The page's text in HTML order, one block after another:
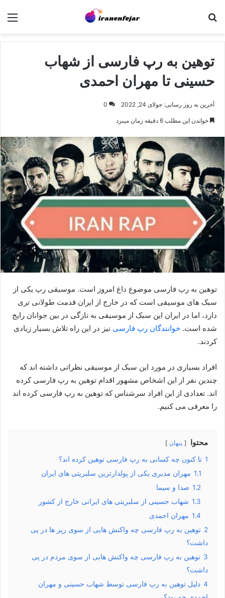
توهین به رپ فارسی از شهاب
حسینی تا مهران احمدی
آخرین به روز رسانی: جولای 24, 2022 0
خواندن این مطلب 6 دقیقه زمان میبرد
توهین به رپ فارسی موضوع داغ امروز است. موسیقی رپ یکی از
سبک های موسیقی است که در خارج از ایران قدمت طولانی تری
دارد، اما در ایران این سبک از موسیقی به تازگی در بین جوانان رایج
شده است. خوانندگان رپ فارسی نیز در این راه تلاش بسیار زیادی
کردند.
افراد بسیاری در مورد این سبک از موسیقی نظراتی داشته اند که
چندین نفر از این اشخاص مشهور اقدام توهین به رپ فارسی کرده
اند. تعدادی از این افراد سرشناس که توهین به رپ فارسی کرده اند
را معرفی می کنیم.
محتوا پنهان
1 تا کنون چه کسانی به رپ فارسی توهین کرده اند؟
1.1 مهران مدیری یکی از پولدارترین سلبریتی های ایران
1.2 صدا و سیما
1.3 شهاب حسینی از سلبریتی های ایرانی خارج از کشور
1.4 مهران احمدی
2 توهین به رپ فارسی چه واکنش هایی از سوی رپر ها در پی
داشت؟
3 توهین به رپ فارسی چه واکنش هایی از سوی مردم در پی
داشت؟
4 دلیل توهین به رپ فارسی توسط شهاب حسینی و مهران